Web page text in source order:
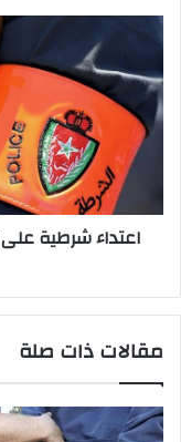
اعتداء شرطية
مقالات ذات صلة